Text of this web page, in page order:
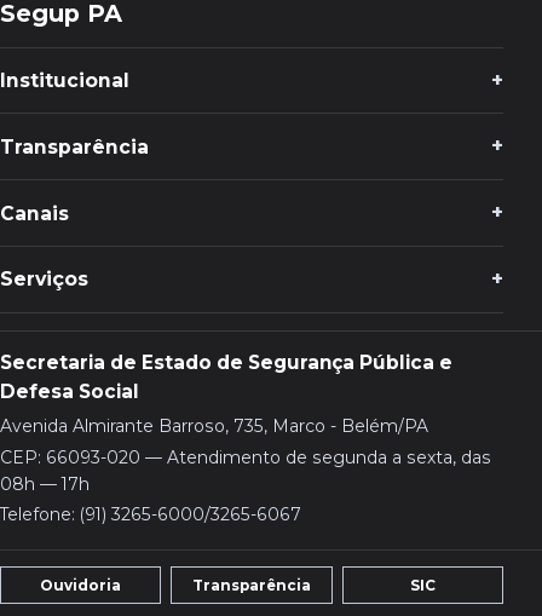
Segup PA
Institucional
Transparência
Canais
Serviços
Secretaria de Estado de Segurança Pública e
Defesa Social
Avenida Almirante Barroso, 735, Marco - Belém/PA
CEP: 66093-020 — Atendimento de segunda a sexta, das
08h — 17h
Telefone: (91) 3265-6000/3265-6067
Ouvidoria Transparência SIC